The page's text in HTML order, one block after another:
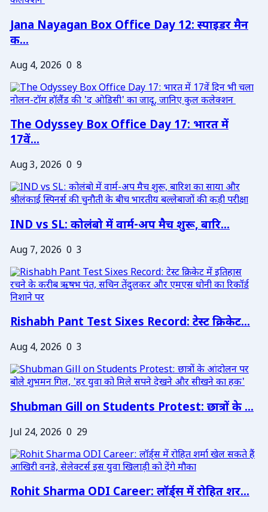
Jana Nayagan Box Office Day 12: स्पाइडर मैन
क...
Aug 4, 2026 0 8
The Odyssey Box Office Day 17: भारत में
17वें...
Aug 3, 2026 0 9
IND vs SL: कोलंबो में वार्म-अप मैच शुरू, बारि...
Aug 7, 2026 0 3
Rishabh Pant Test Sixes Record: टेस्ट क्रिकेट...
Aug 4, 2026 0 3
Shubman Gill on Students Protest: छात्रों के ...
Jul 24, 2026 0 29
Rohit Sharma ODI Career: लॉर्ड्स में रोहित शर...